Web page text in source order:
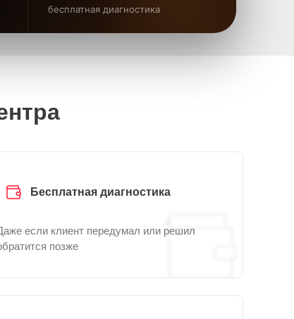
бесплатная диагностика
Бесплатная диагностика
если клиент передумал или решил
позже